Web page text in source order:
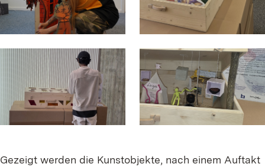
Gezeigt werden die Kunstobjekte, nach einem Auftakt